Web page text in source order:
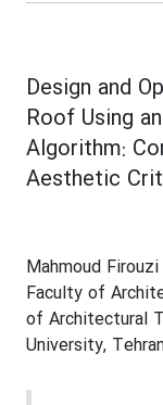
Design and
Roof Using
Algorithm:
Aesthetic
Mahmoud Firouzi
Faculty of
of Architectural
University,